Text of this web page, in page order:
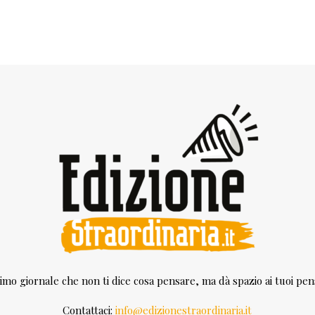
giornale che non ti dice cosa pensare, ma dà spazio ai tuoi
Contattaci:info@edizionestraordinaria.it